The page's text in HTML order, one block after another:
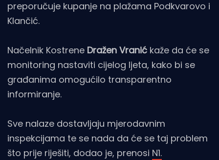
preporučuje kupanje na plažama Podkvarovo i
Klančić.
Načelnik Kostrene Dražen Vranić kaže da će se
monitoring nastaviti cijelog ljeta, kako bi se
građanima omogućilo transparentno
informiranje.
Sve nalaze dostavljaju mjerodavnim
inspekcijama te se nada da će se taj problem
što prije riješiti, dodao je, prenosi N1.